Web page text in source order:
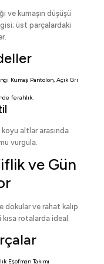
kumaşın düşüşü
üst parçalardaki
Kumaş Pantolon, Açık Gri
ferahlık.
altlar arasında
vurgula.
ve Gün
dokular ve rahat kalıp
kısa rotalarda ideal.
Eşofman Takımı